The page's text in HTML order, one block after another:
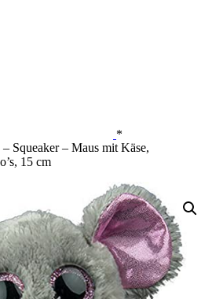
*
Squeaker – Maus mit Käse,
15 cm